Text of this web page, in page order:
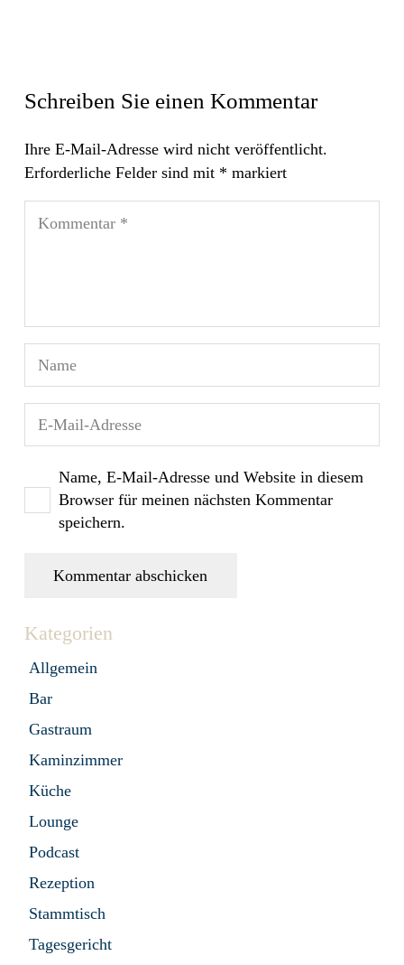
Schreiben Sie einen Kommentar
Ihre E-Mail-Adresse wird nicht veröffentlicht.
Erforderliche Felder sind mit * markiert
Name, E-Mail-Adresse und Website in diesem
Browser für meinen nächsten Kommentar
speichern.
Kommentar abschicken
Kategorien
Allgemein
Bar
Gastraum
Kaminzimmer
Küche
Lounge
Podcast
Rezeption
Stammtisch
Tagesgericht